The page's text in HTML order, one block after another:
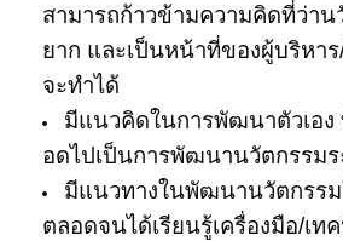
สามารถก้าวข้ามความคิดที่ว่าน
ยาก และเป็นหน้าที่ของผู้บริหา
จะทำได้
มีแนวคิดในการพัฒนาตัวเอง
อดไปเป็นการพัฒนานวัตกรรมร
มีแนวทางในพัฒนานวัตกรร
ตลอดจนได้เรียนรู้เครื่องมือ/เท